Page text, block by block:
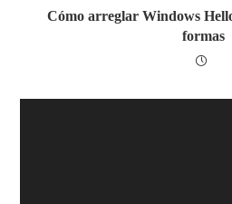
Cómo arreglar Windows
formas